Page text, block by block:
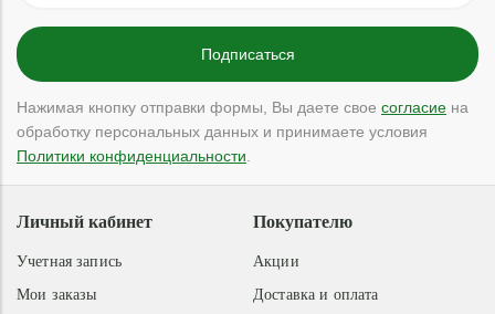
Нажимая кнопку отправки формы, Вы даете свое согласие на
обработку персональных данных и принимаете условия
Политики конфиденциальности
Покупателю
Акции
Доставка и оплата
Личный кабинет
Учетная запись
Мои заказы